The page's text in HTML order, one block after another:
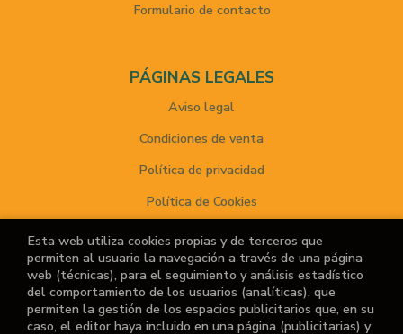
Formulario de contacto
PÁGINAS LEGALES
Aviso legal
Condiciones de venta
Política de privacidad
Política de Cookies
ATENCIÓN AL CLIENTE
Quiénes somos
Noticias
Esta web utiliza cookies propias y de terceros que
permiten al usuario la navegación a través de una página
web (técnicas), para el seguimiento y análisis estadístico
del comportamiento de los usuarios (analíticas), que
permiten la gestión de los espacios publicitarios que, en su
caso, el editor haya incluido en una página (publicitarias) y